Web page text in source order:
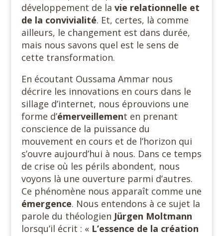
développement de la vie relationnelle et
de la convivialité. Et, certes, là comme
ailleurs, le changement est dans durée,
mais nous savons quel est le sens de
cette transformation.
En écoutant Oussama Ammar nous
décrire les innovations en cours dans le
sillage d’internet, nous éprouvions une
forme d’émerveillement en prenant
conscience de la puissance du
mouvement en cours et de l’horizon qui
s’ouvre aujourd’hui à nous. Dans ce temps
de crise où les périls abondent, nous
voyons là une ouverture parmi d’autres.
Ce phénomène nous apparaît comme une
émergence. Nous entendons à ce sujet la
parole du théologien Jürgen Moltmann
lorsqu’il écrit : « L’essence de la création